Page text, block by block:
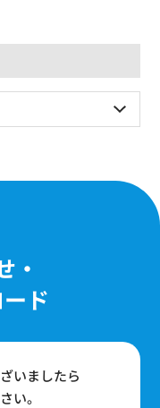
・
ド
いましたら
い。